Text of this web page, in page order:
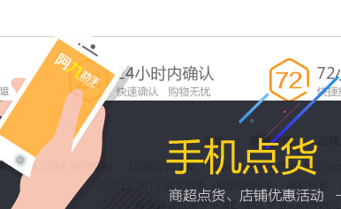
首页 所有店铺 |
服务电话:0592-5670890 15880261380 e-mail:
© 2012-2016 阿九助手（原0890助手） 版权所有，
任何建议或者意见请E-MAIL至